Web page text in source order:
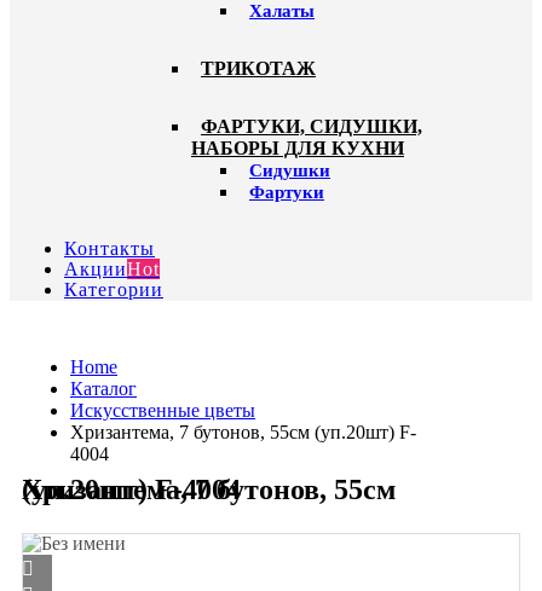
Халаты
ТРИКОТАЖ
ФАРТУКИ, СИДУШКИ,
НАБОРЫ ДЛЯ КУХНИ
Сидушки
Фартуки
Контакты
АкцииHot
Категории
Home
Каталог
Искусственные цветы
Хризантема, 7 бутонов, 55cм (уп.20шт) F-
4004
Хризантема, 7 бутонов, 55cм (уп.20шт) F-4004